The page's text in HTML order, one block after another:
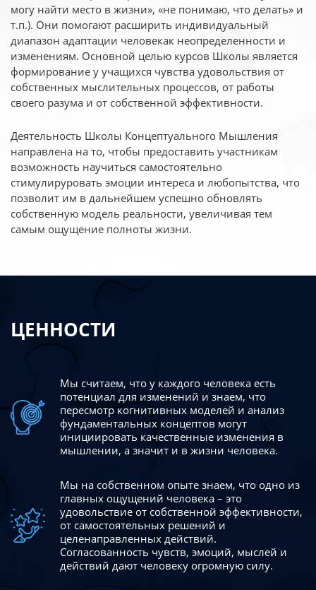
могу найти место в жизни», «не понимаю, что делать» и
т.п.). Они помогают расширить индивидуальный
диапазон адаптации человекак неопределенности и
изменениям. Основной целью курсов Школы является
формирование у учащихся чувства удовольствия от
собственных мыслительных процессов, от работы
своего разума и от собственной эффективности.
Деятельность Школы Концептуального Мышления
направлена на то, чтобы предоставить участникам
возможность научиться самостоятельно
стимулируровать эмоции интереса и любопытства, что
позволит им в дальнейшем успешно обновлять
собственную модель реальности, увеличивая тем
самым ощущение полноты жизни.
ЦЕННОСТИ
Мы считаем, что у каждого человека есть
потенциал для изменений и знаем, что
пересмотр когнитивных моделей и анализ
фундаментальных концептов могут
инициировать качественные изменения в
мышлении, а значит и в жизни человека.
Мы на собственном опыте знаем, что одно из
главных ощущений человека – это
удовольствие от собственной эффективности,
от самостоятельных решений и
целенаправленных действий.
Согласованность чувств, эмоций, мыслей и
действий дают человеку огромную силу.